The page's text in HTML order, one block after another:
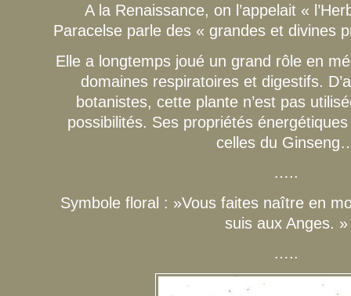
A la Renaissance, on l’appelait «
Paracelse parle des « grandes et divines
Elle a longtemps joué un grand rôle en
domaines respiratoires et digestifs.
botanistes, cette plante n’est pas
possibilités. Ses propriétés
celles du
…..
Symbole floral : »Vous faites naître en
suis aux Anges. »
…..